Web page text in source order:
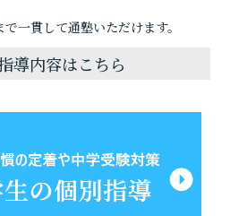
一貫して通塾いただけます。
導内容はこちら